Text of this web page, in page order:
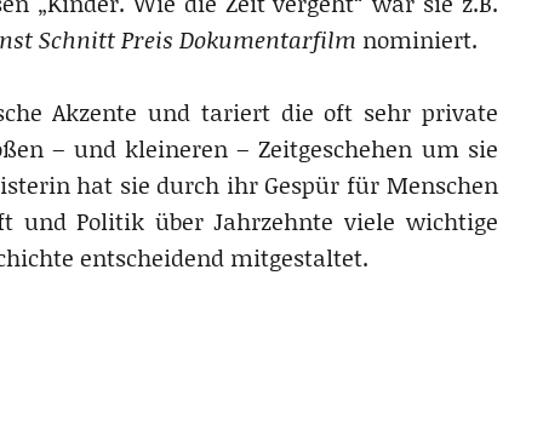
Schnitt Preis Dokumentarfilm nominiert.
Akzente und tariert die oft sehr private
– und kleineren – Zeitgeschehen um sie
hat sie durch ihr Gespür für Menschen
und Politik über Jahrzehnte viele wichtige
entscheidend mitgestaltet.